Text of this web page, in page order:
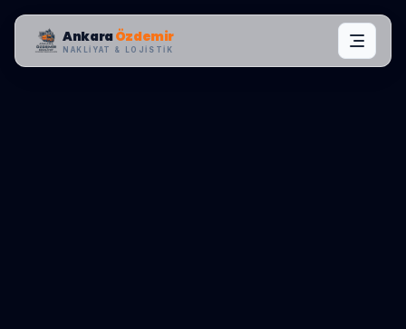
AnkaraÖzdemir
NAKLIYAT & LOJISTIK